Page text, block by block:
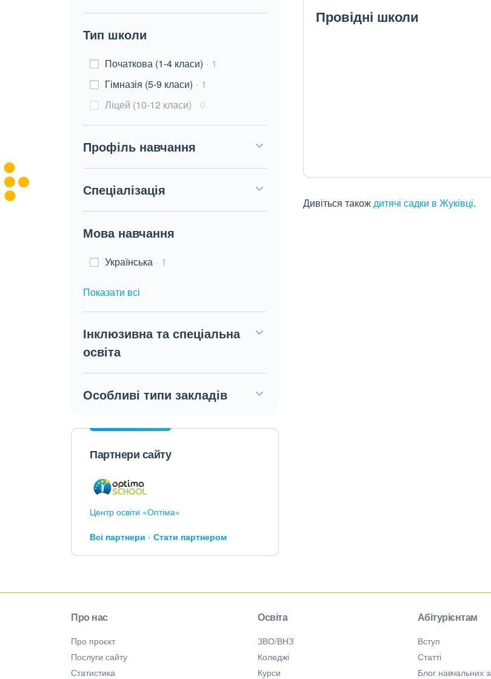
Тип школи
Початкова (1-4 класи)
1
Гімназія (5-9 класи)
1
Ліцей (10-12 класи)
0
Профіль навчання
Спеціалізація
Мова навчання
Українська 1
Показати всі
Інклюзивна та спеціальна
освіта
Особливі типи закладів
Партнери сайту
Центр освіти «Оптіма»
Всі партнери Стати партнером
Провідні школи
Дивіться такождитячі садки в Жуківці.
Про нас
Про проєкт
Послуги сайту
Статистика
Освіта
ЗВО/ВНЗ
Коледжі
Курси
Абітурієнтам
Вступ
Статті
Блог навчальних